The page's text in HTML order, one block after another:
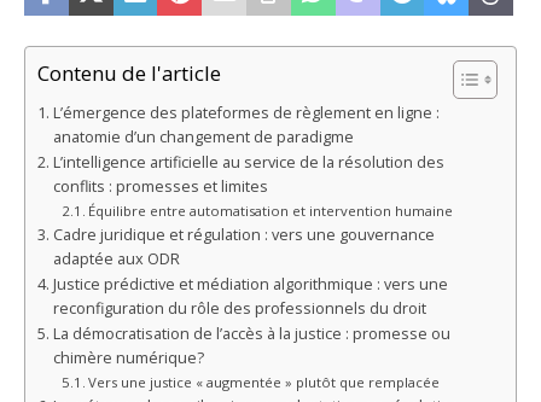
Contenu de l'article
L’émergence des plateformes de règlement en ligne :
anatomie d’un changement de paradigme
L’intelligence artificielle au service de la résolution des
conflits : promesses et limites
Équilibre entre automatisation et intervention humaine
Cadre juridique et régulation : vers une gouvernance
adaptée aux ODR
Justice prédictive et médiation algorithmique : vers une
reconfiguration du rôle des professionnels du droit
La démocratisation de l’accès à la justice : promesse ou
chimère numérique?
Vers une justice « augmentée » plutôt que remplacée